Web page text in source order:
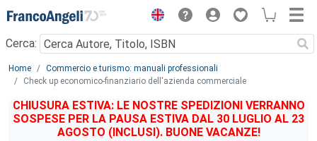
Menu
Cerca:
Main content
Home
Commercio e turismo: manuali professionali
Check up economico-finanziario dell'azienda commerciale
CHIUSURA ESTIVA: LE NOSTRE SPEDIZIONI VERRANNO
SOSPESE PER LA PAUSA ESTIVA DAL 30 LUGLIO AL 23
AGOSTO (INCLUSI). BUONE VACANZE!